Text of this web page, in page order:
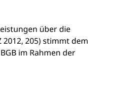
über die
205) stimmt dem
im Rahmen der